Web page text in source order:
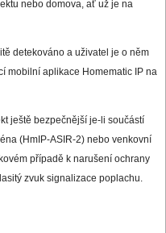
nebo domova, ať už je na
detekováno a uživatel je o něm
mobilní aplikace Homematic IP na
ještě bezpečnější je-li součástí
(HmIP-ASIR-2) nebo venkovní
případě k narušení ochrany
zvuk signalizace poplachu.